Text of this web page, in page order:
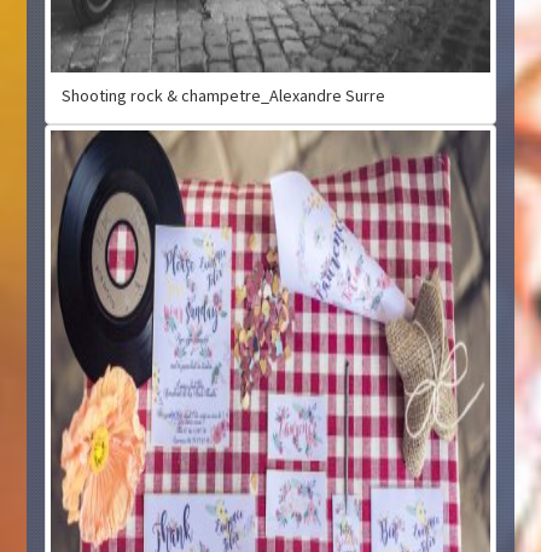
Shooting rock & champetre_Alexandre Surre